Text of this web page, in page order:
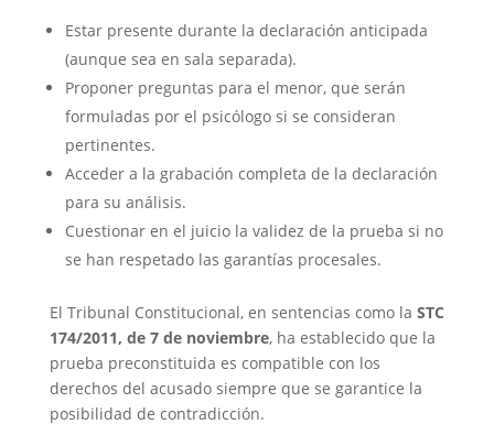
Estar presente durante la declaración anticipada
(aunque sea en sala separada).
Proponer preguntas para el menor, que serán
formuladas por el psicólogo si se consideran
pertinentes.
Acceder a la grabación completa de la declaración
para su análisis.
Cuestionar en el juicio la validez de la prueba si no
se han respetado las garantías procesales.
El Tribunal Constitucional, en sentencias como la STC
174/2011, de 7 de noviembre, ha establecido que la
prueba preconstituida es compatible con los
derechos del acusado siempre que se garantice la
posibilidad de contradicción.